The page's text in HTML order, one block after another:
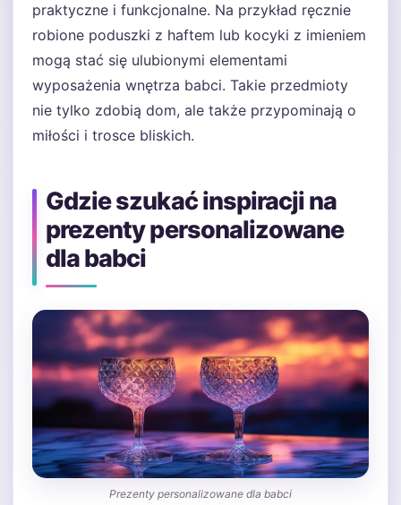
praktyczne i funkcjonalne. Na przykład ręcznie
robione poduszki z haftem lub kocyki z imieniem
mogą stać się ulubionymi elementami
wyposażenia wnętrza babci. Takie przedmioty
nie tylko zdobią dom, ale także przypominają o
miłości i trosce bliskich.
Gdzie szukać inspiracji na
prezenty personalizowane
dla babci
Prezenty personalizowane dla babci